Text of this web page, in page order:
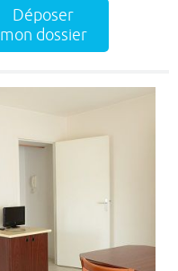
Déposer
mon dossier